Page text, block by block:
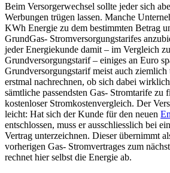
Beim Versorgerwechsel sollte jeder sich
Werbungen trügen lassen. Manche
KWh Energie zu dem bestimmten Betrag
GrundGas- Stromversorgungstarifes
jeder Energiekunde damit – im Vergleich
Grundversorgungstarif – einiges an Euro
Grundversorgungstarif meist auch ziemlich
erstmal nachrechnen, ob sich dabei
sämtliche passendsten Gas- Stromtarife zu
kostenloser Stromkostenvergleich. Der
leicht: Hat sich der Kunde für den neuen
entschlossen, muss er ausschliesslich bei
Vertrag unterzeichnen. Dieser übernimmt
vorherigen Gas- Stromvertrages zum
rechnet hier selbst die Energie ab.